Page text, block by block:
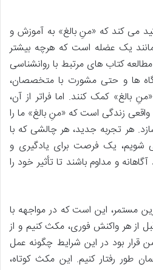
می کند که «منِ بالغ» به آموزش و
مانند یک عضله است که هرچه بیشتر
کتاب های مرتبط با روانشناسی
ها و حتی مشورت با متخصصان،
بالغ» کمک کنند. اما فراتر از آن،
زندگی است که «منِ بالغ» ما را
هر تجربه جدید، هر چالشی که با
می شویم، یک فرصت برای یادگیری و
و مداوم باشند تا تأثیر خود را
مستمر، این است که در مواجهه با
از هر واکنش فوری، مکث کنیم و از
قرار بود در این شرایط چگونه عمل
طور رفتار کنیم. این مکث کوتاه،